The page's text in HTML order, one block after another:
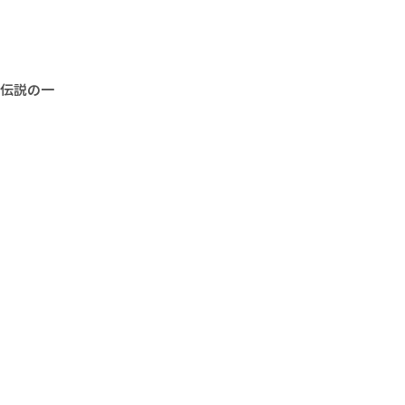
説の一